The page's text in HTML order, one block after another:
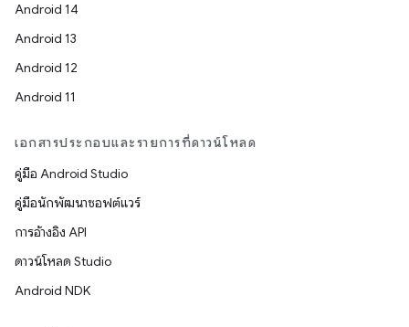
Android 14
Android 13
Android 12
Android 11
เอกสารประกอบและรายการที่ดาวน์โหลด
คู่มือ Android Studio
คู่มือนักพัฒนาซอฟต์แวร์
การอ้างอิง API
ดาวน์โหลด Studio
Android NDK